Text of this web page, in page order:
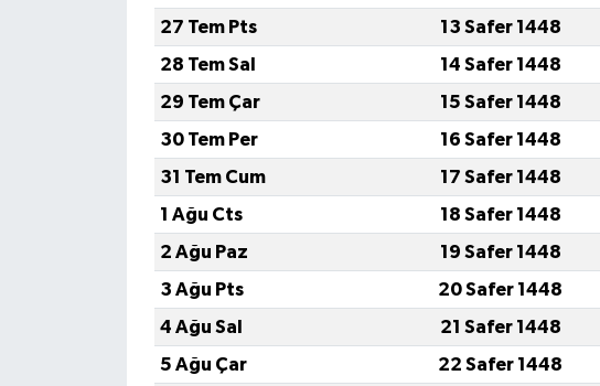
27 Tem Pts
13 Safer 1448
28 Tem Sal
14 Safer 1448
29 Tem Çar
15 Safer 1448
30 Tem Per
16 Safer 1448
31 Tem Cum
17 Safer 1448
1 Ağu Cts
18 Safer 1448
2 Ağu Paz
19 Safer 1448
3 Ağu Pts
20 Safer 1448
4 Ağu Sal
21 Safer 1448
5 Ağu Çar
22 Safer 1448